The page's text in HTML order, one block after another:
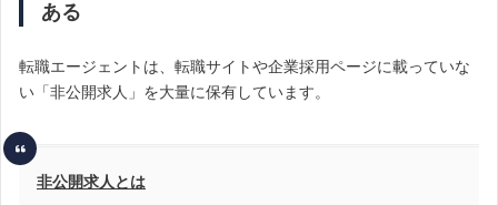
ある
転職エージェントは、転職サイトや企業採用ページに載っていな
い「非公開求人」を大量に保有しています。
非公開求人とは